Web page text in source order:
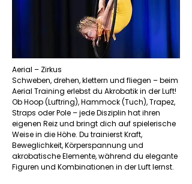
Aerial – Zirkus
Schweben, drehen, klettern und fliegen – beim
Aerial Training erlebst du Akrobatik in der Luft!
Ob Hoop (Luftring), Hammock (Tuch), Trapez,
Straps oder Pole – jede Disziplin hat ihren
eigenen Reiz und bringt dich auf spielerische
Weise in die Höhe. Du trainierst Kraft,
Beweglichkeit, Körperspannung und
akrobatische Elemente, während du elegante
Figuren und Kombinationen in der Luft lernst.